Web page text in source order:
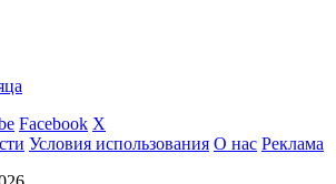
Facebook X
Условия использования О нас Реклама